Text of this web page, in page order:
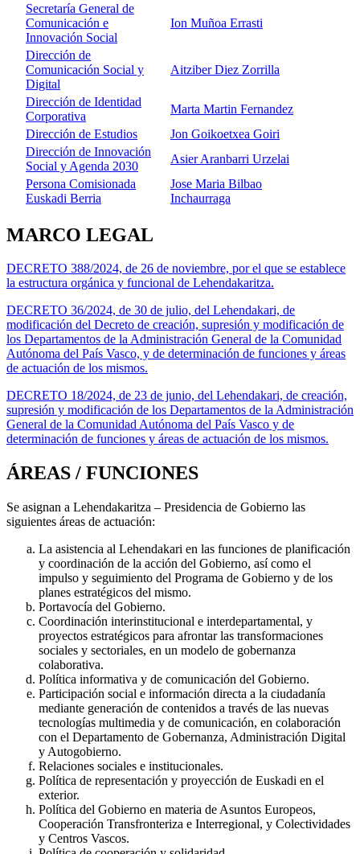
Secretaría General de
Comunicación e
Innovación Social
Ion Muñoa Errasti
Dirección de
Comunicación Social y
Digital
Aitziber Diez Zorrilla
Dirección de Identidad
Corporativa
Marta Martin Fernandez
Dirección de Estudios
Jon Goikoetxea Goiri
Dirección de Innovación
Social y Agenda 2030
Asier Aranbarri Urzelai
Persona Comisionada
Euskadi Berria
Jose Maria Bilbao
Inchaurraga
MARCO LEGAL
DECRETO 388/2024, de 26 de noviembre, por el que se establece
la estructura orgánica y funcional de Lehendakaritza.
DECRETO 36/2024, de 30 de julio, del Lehendakari, de
modificación del Decreto de creación, supresión y modificación de
los Departamentos de la Administración General de la Comunidad
Autónoma del País Vasco, y de determinación de funciones y áreas
de actuación de los mismos.
DECRETO 18/2024, de 23 de junio, del Lehendakari, de creación,
supresión y modificación de los Departamentos de la Administración
General de la Comunidad Autónoma del País Vasco y de
determinación de funciones y áreas de actuación de los mismos.
ÁREAS / FUNCIONES
Se asignan a Lehendakaritza – Presidencia de Gobierno las
siguientes áreas de actuación:
La asistencia al Lehendakari en las funciones de planificación
y coordinación de la acción del Gobierno, así como el
impulso y seguimiento del Programa de Gobierno y de los
planes estratégicos del mismo.
Portavocía del Gobierno.
Coordinación interinstitucional e interdepartamental, y
proyectos estratégicos para afrontar las transformaciones
sociales y sectoriales, en un modelo de gobernanza
colaborativa.
Política informativa y de comunicación del Gobierno.
Participación social e información directa a la ciudadanía
mediante generación de contenidos a través de las nuevas
tecnologías multimedia y de comunicación, en colaboración
con el Departamento de Gobernanza, Administración Digital
y Autogobierno.
Relaciones sociales e institucionales.
Política de representación y proyección de Euskadi en el
exterior.
Política del Gobierno en materia de Asuntos Europeos,
Cooperación Transfronteriza e Interregional, y Colectividades
y Centros Vascos.